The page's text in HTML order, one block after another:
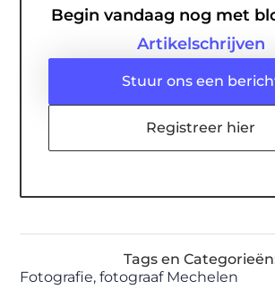
Begin vandaag nog met
Artikelschrijven
Stuur ons een
Registreer hier
Tags en
Fotografie,fotograaf Mechelen